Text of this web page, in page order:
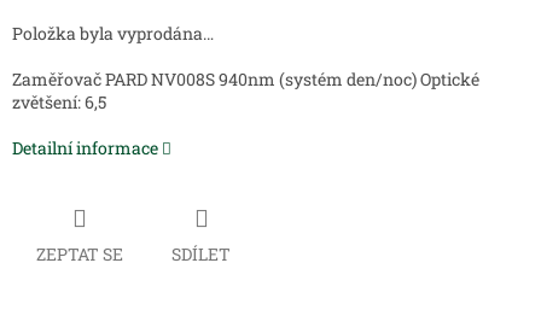
Položka byla vyprodána…
Zaměřovač PARD NV008S 940nm (systém den/noc) Optické
zvětšení: 6,5
Detailní informace
ZEPTAT SE SDÍLET